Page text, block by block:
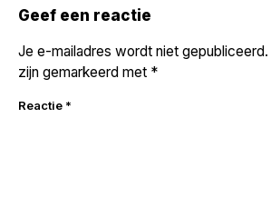
Geef een reactie
Je e-mailadres wordt niet gepubliceerd.
zijn gemarkeerd met *
Reactie *